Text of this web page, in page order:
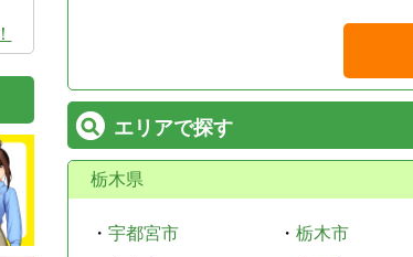
エリアで探す
栃木県
・ 宇都宮市 ・ 栃木市